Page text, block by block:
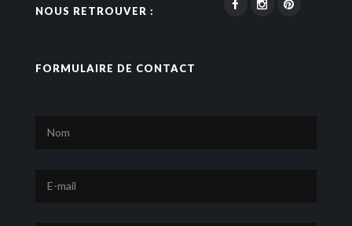
NOUS RETROUVER :
FORMULAIRE DE CONTACT